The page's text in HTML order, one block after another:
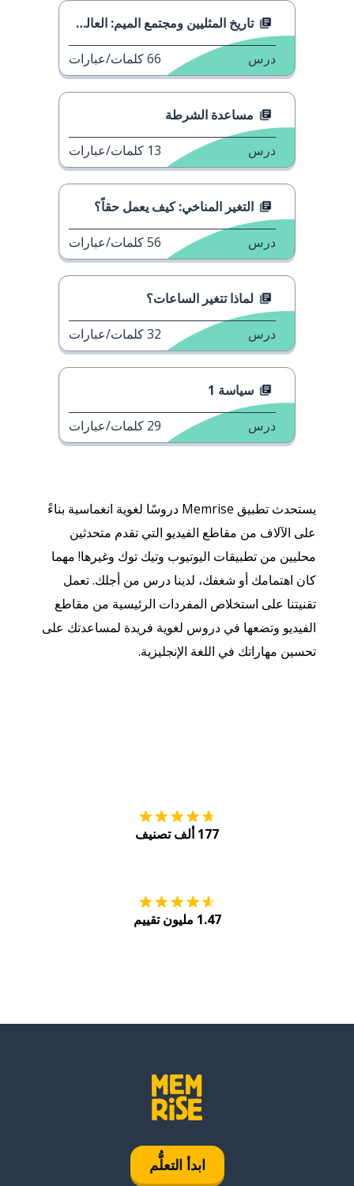
يستحدث تطبيق Memrise دروسًا لغوية انغماسية بناءً
على الآلاف من مقاطع الفيديو التي تقدم متحدثين
محليين من تطبيقات اليوتيوب وتيك توك وغيرها! مهما
كان اهتمامك أو شغفك، لدينا درس من أجلك. تعمل
تقنيتنا على استخلاص المفردات الرئيسية من مقاطع
الفيديو وتضعها في دروس لغوية فريدة لمساعدتك على
تحسين مهاراتك في اللغة الإنجليزية.
تاريخ المثليين ومجتمع الميم: العالم في حالة حرب
درس 66كلمات/عبارات
مساعدة الشرطة
درس 13 كلمات/عبارات
التغير المناخي: كيف يعمل حقاً؟
درس 56كلمات/عبارات
لماذا تتغير الساعات؟
درس 32كلمات/عبارات
سياسة 1
درس 29 كلمات/عبارات
177 ألف تصنيف
1.47 مليون تقييم
ابدأ التعلُّم